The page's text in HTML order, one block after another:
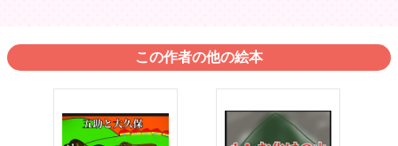
この作者の他の絵本